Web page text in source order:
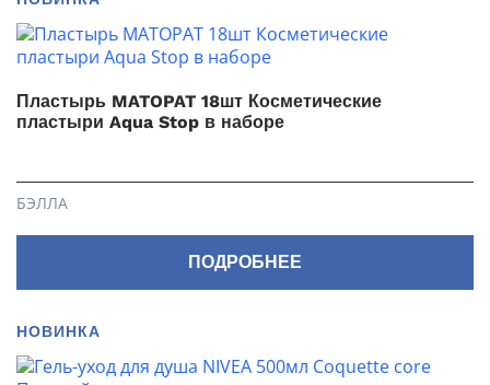
Пластырь MATOPAT 18шт Косметические
пластыри Aqua Stop в наборе
БЭЛЛА
ПОДРОБНЕЕ
НОВИНКА